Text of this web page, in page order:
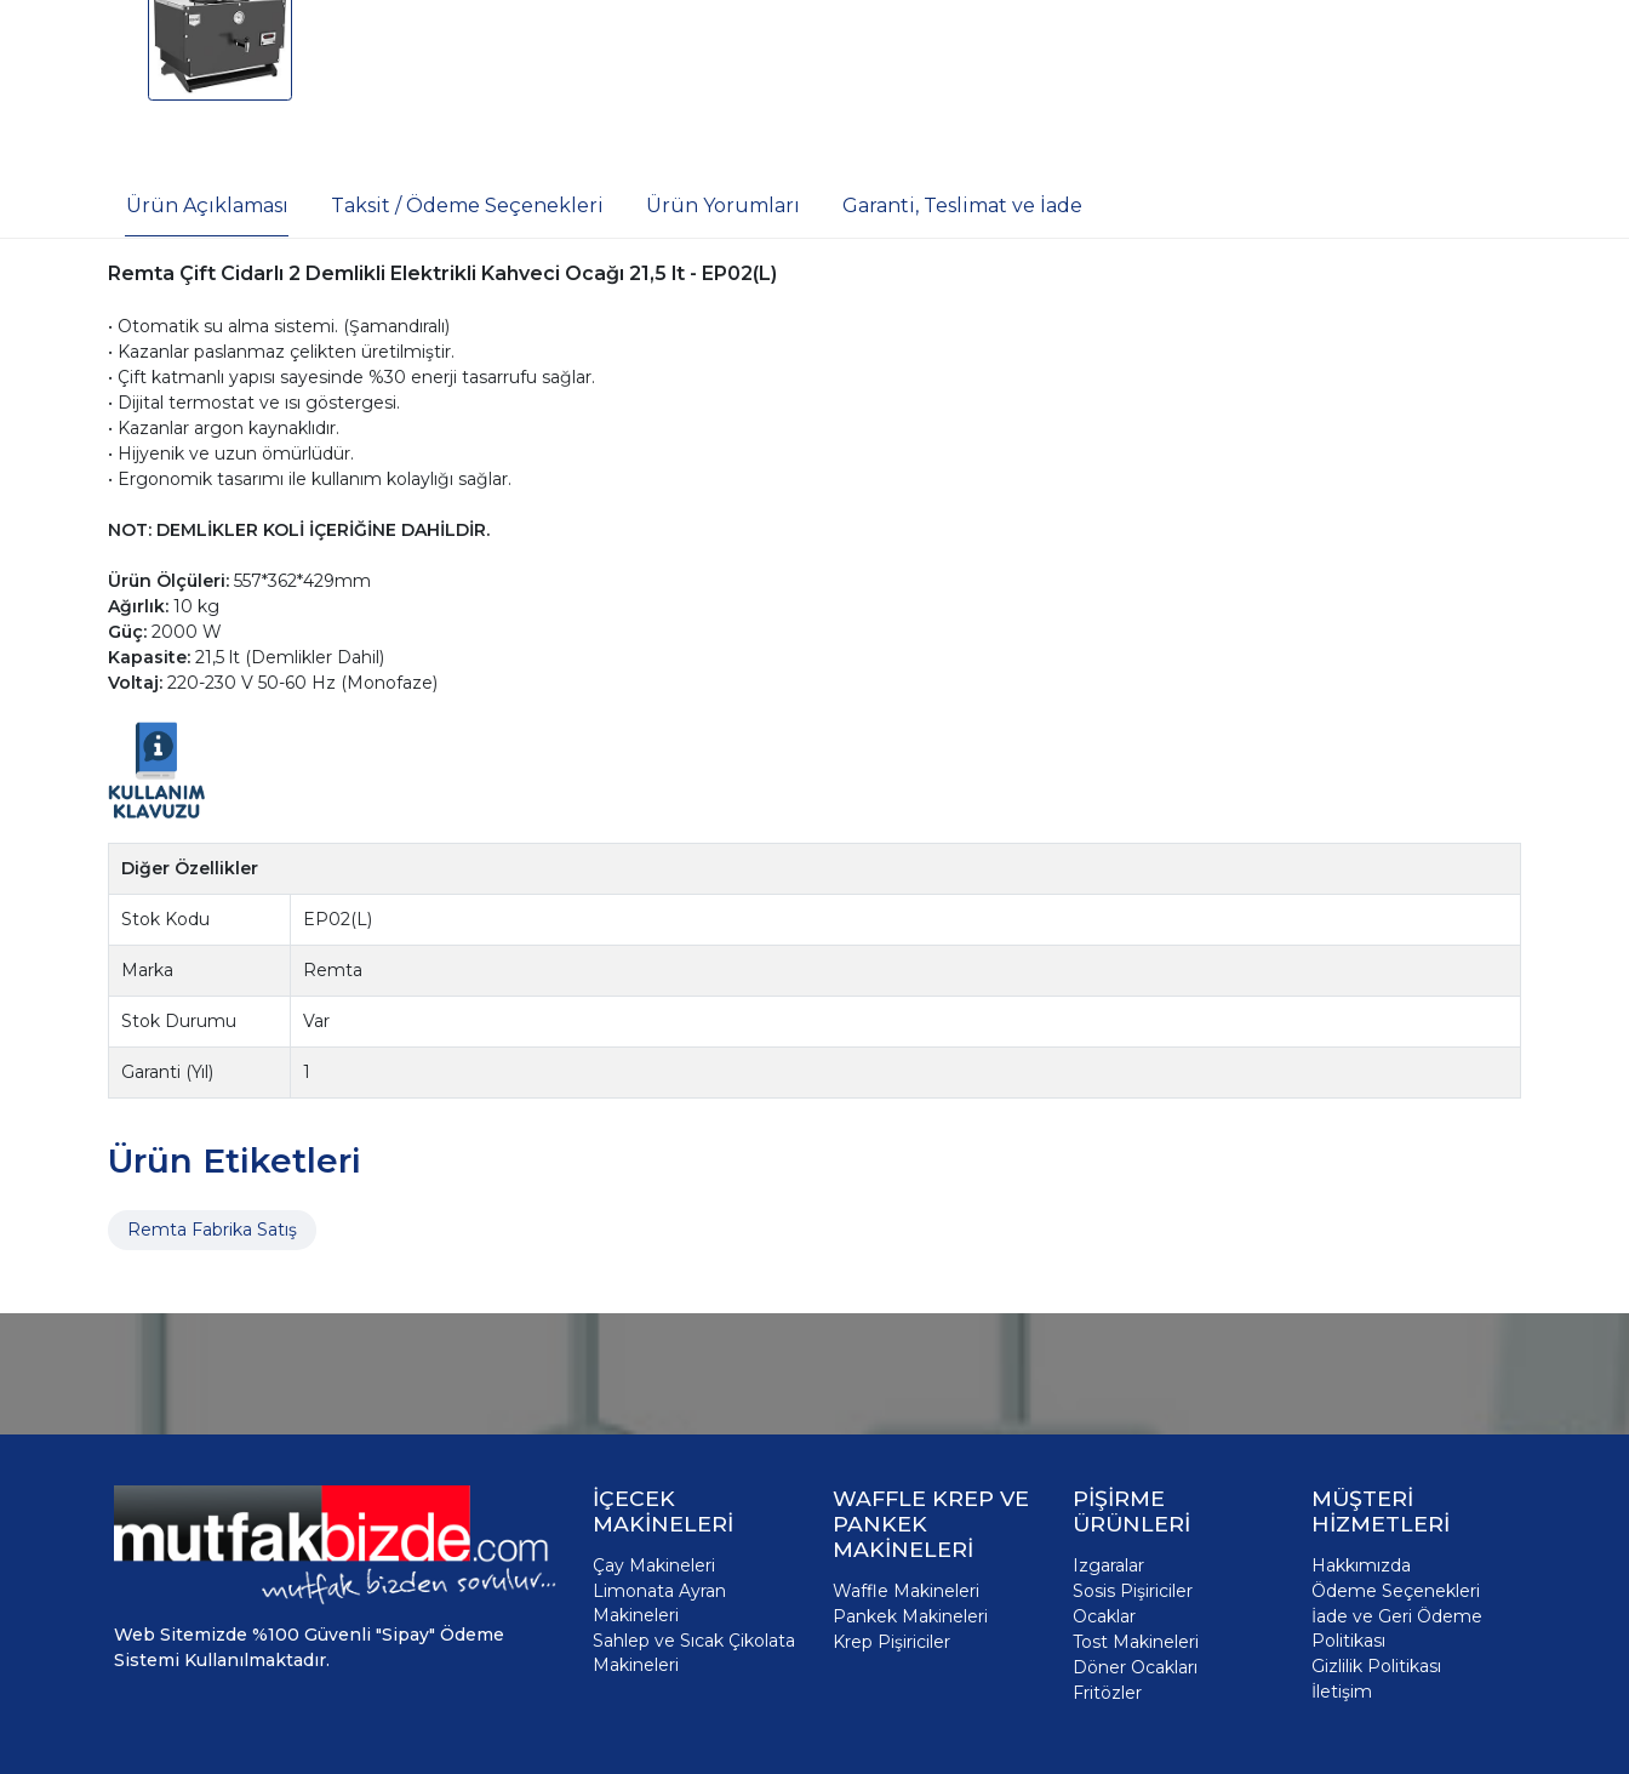
Ürün Açıklaması Taksit / Ödeme Seçenekleri Ürün Yorumları Garanti, Teslimat ve İade
Remta Çift Cidarlı 2 Demlikli Elektrikli Kahveci Ocağı 21,5 lt - EP02(L)
• Otomatik su alma sistemi. (Şamandıralı)
• Kazanlar paslanmaz çelikten üretilmiştir.
• Çift katmanlı yapısı sayesinde %30 enerji tasarrufu sağlar.
• Dijital termostat ve ısı göstergesi.
• Kazanlar argon kaynaklıdır.
• Hijyenik ve uzun ömürlüdür.
• Ergonomik tasarımı ile kullanım kolaylığı sağlar.
NOT: DEMLİKLER KOLİ İÇERİĞİNE DAHİLDİR.
Ürün Ölçüleri:557*362*429mm
Ağırlık:10 kg
Güç:2000 W
Kapasite:21,5 lt (Demlikler Dahil)
Voltaj:220-230 V 50-60 Hz (Monofaze)
Diğer Özellikler
Stok Kodu EP02(L)
Marka Remta
Stok Durumu Var
Garanti (Yıl) 1
Ürün Etiketleri
Remta Fabrika Satış
Web Sitemizde %100 Güvenli "Sipay" Ödeme
Sistemi Kullanılmaktadır.
İÇECEK
MAKİNELERİ
Çay Makineleri
Limonata Ayran
Makineleri
Sahlep ve Sıcak Çikolata
Makineleri
WAFFLE KREP VE
PANKEK
MAKİNELERİ
Waffle Makineleri
Pankek Makineleri
Krep Pişiriciler
PİŞİRME
ÜRÜNLERİ
Izgaralar
Sosis Pişiriciler
Ocaklar
Tost Makineleri
Döner Ocakları
Fritözler
MÜŞTERİ
HİZMETLERİ
Hakkımızda
Ödeme Seçenekleri
İade ve Geri Ödeme
Politikası
Gizlilik Politikası
İletişim